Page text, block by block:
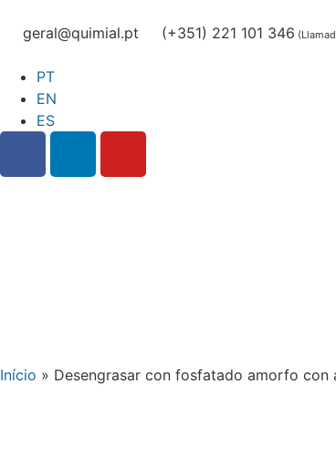
geral@quimial.pt (+351) 221 101 346
PT
EN
ES
Início » Desengrasar con fosfatado amorfo con